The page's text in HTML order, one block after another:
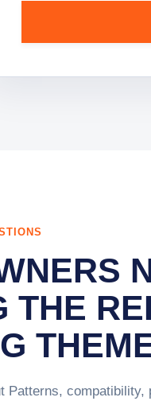
THE
Patterns, compatibility,